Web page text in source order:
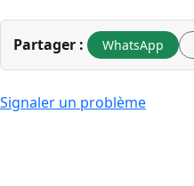
Partager : WhatsApp
Signaler un problème